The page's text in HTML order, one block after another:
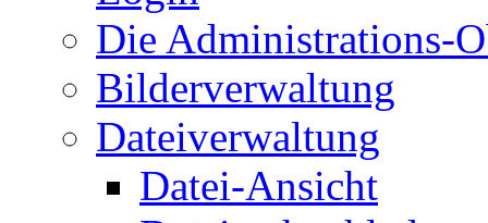
Die Administrations-
Bilderverwaltung
Dateiverwaltung
Datei-Ansicht